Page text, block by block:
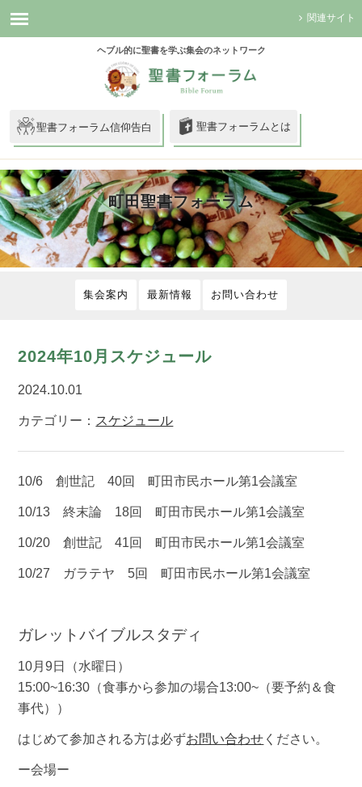
関連サイト
ヘブル的に聖書を学ぶ集会のネットワーク
聖書フォーラム信仰告白 聖書フォーラムとは
町田聖書フォーラム
集会案内 最新情報 お問い合わせ
2024年10月スケジュール
2024.10.01
カテゴリー： スケジュール
10/6 創世記 40回 町田市民ホール第1会議室
10/13 終末論 18回 町田市民ホール第1会議室
10/20 創世記 41回 町田市民ホール第1会議室
10/27 ガラテヤ 5回 町田市民ホール第1会議室
ガレットバイブルスタディ
10月9日（水曜日）
15:00~16:30（食事から参加の場合13:00~（要予約＆食
事代））
はじめて参加される方は必ずお問い合わせ ください。
ー会場ー